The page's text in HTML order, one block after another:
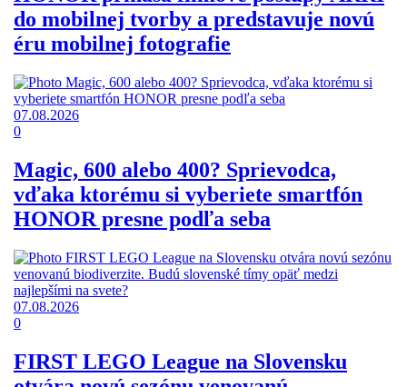
do mobilnej tvorby a predstavuje novú
éru mobilnej fotografie
07.08.2026
0
Magic, 600 alebo 400? Sprievodca,
vďaka ktorému si vyberiete smartfón
HONOR presne podľa seba
07.08.2026
0
FIRST LEGO League na Slovensku